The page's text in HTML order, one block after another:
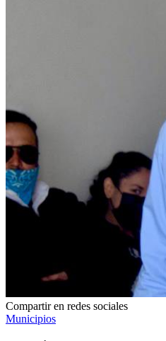
Compartir en redes sociales
Municipios